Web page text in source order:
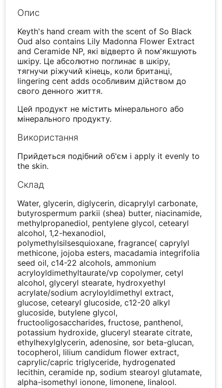
Опис
Keyth's hand cream with the scent of So Black
Oud also contains Lily Madonna Flower Extract
and Ceramide NP, які відверто й пом'якшують
шкіру. Це абсолютно поглинає в шкіру,
тягнучи ріжучий кінець, коли британці,
lingering cent adds особливим дійством до
свого денного життя.
Цей продукт не містить мінерального або
мінерального продукту.
Використання
Прийдеться подібний об'єм і apply it evenly to
the skin.
Склад
Water, glycerin, diglycerin, dicaprylyl carbonate,
butyrospermum parkii (shea) butter, niacinamide,
methylpropanediol, pentylene glycol, cetearyl
alcohol, 1,2-hexanodiol,
polymethylsilsesquioxane, fragrance( caprylyl
methicone, jojoba esters, macadamia integrifolia
seed oil, c14-22 alcohols, ammonium
acryloyldimethyltaurate/vp copolymer, cetyl
alcohol, glyceryl stearate, hydroxyethyl
acrylate/sodium acryloyldimethyl extract,
glucose, cetearyl glucoside, c12-20 alkyl
glucoside, butylene glycol,
fructooligosaccharides, fructose, panthenol,
potassium hydroxide, gluceryl stearate citrate,
ethylhexylglycerin, adenosine, sor beta-glucan,
tocopherol, lilium candidum flower extract,
caprylic/capric triglyceride, hydrogenated
lecithin, ceramide np, sodium stearoyl glutamate,
alpha-isomethyl ionone, limonene, linalool.